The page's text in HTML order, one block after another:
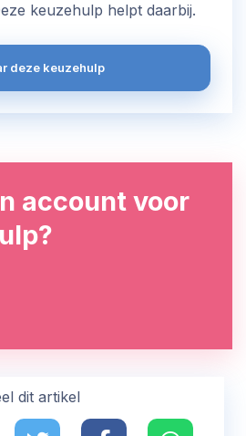
keuzehulp helpt daarbij.
deze keuzehulp
account voor
dit artikel